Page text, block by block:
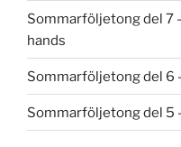
Sommarföljetong del 7
hands
Sommarföljetong del 6
Sommarföljetong del 5